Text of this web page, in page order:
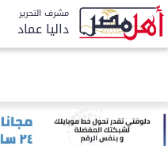
مشرف التحرير
داليا عماد